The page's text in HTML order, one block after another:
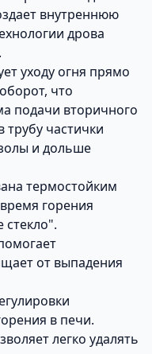
внутреннюю
дрова
уходу огня прямо
что
подачи вторичного
трубу частички
и дольше
термостойким
горения
стекло".
от выпадения
в печи.
легко удалять